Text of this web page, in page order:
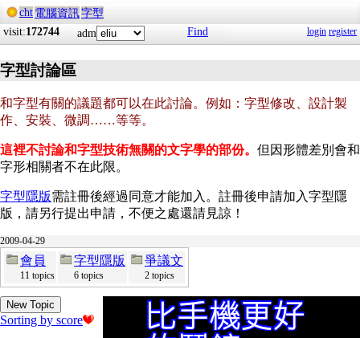
cht 電腦資訊字型
visit:172744 adm Find login register
字型討論區
和字型有關的議題都可以在此討論。例如：字型修改、設計製
作、安裝、微調……等等。
這裡不討論和字型技術無關的文字學的部份。 但因形體差別會和
字形相關者不在此限。
字型隱版需註冊後經過同意才能加入。註冊後申請加入字型隱
版，請另行提出申請，不便之處還請見諒！
2009-04-29
會員
11 topics
字型隱版
6 topics
爭議文
2 topics
New Topic
Sorting by score